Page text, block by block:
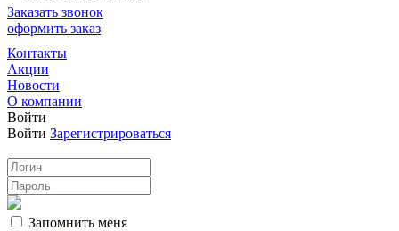
Заказать звонок
оформить заказ
Контакты
Акции
Новости
О компании
Войти
Войти Зарегистрироваться
Запомнить меня